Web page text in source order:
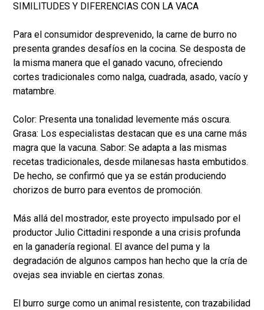
SIMILITUDES Y DIFERENCIAS CON LA VACA
Para el consumidor desprevenido, la carne de burro no
presenta grandes desafíos en la cocina. Se desposta de
la misma manera que el ganado vacuno, ofreciendo
cortes tradicionales como nalga, cuadrada, asado, vacío y
matambre.
Color: Presenta una tonalidad levemente más oscura.
Grasa: Los especialistas destacan que es una carne más
magra que la vacuna. Sabor: Se adapta a las mismas
recetas tradicionales, desde milanesas hasta embutidos.
De hecho, se confirmó que ya se están produciendo
chorizos de burro para eventos de promoción.
Más allá del mostrador, este proyecto impulsado por el
productor Julio Cittadini responde a una crisis profunda
en la ganadería regional. El avance del puma y la
degradación de algunos campos han hecho que la cría de
ovejas sea inviable en ciertas zonas.
El burro surge como un animal resistente, con trazabilidad